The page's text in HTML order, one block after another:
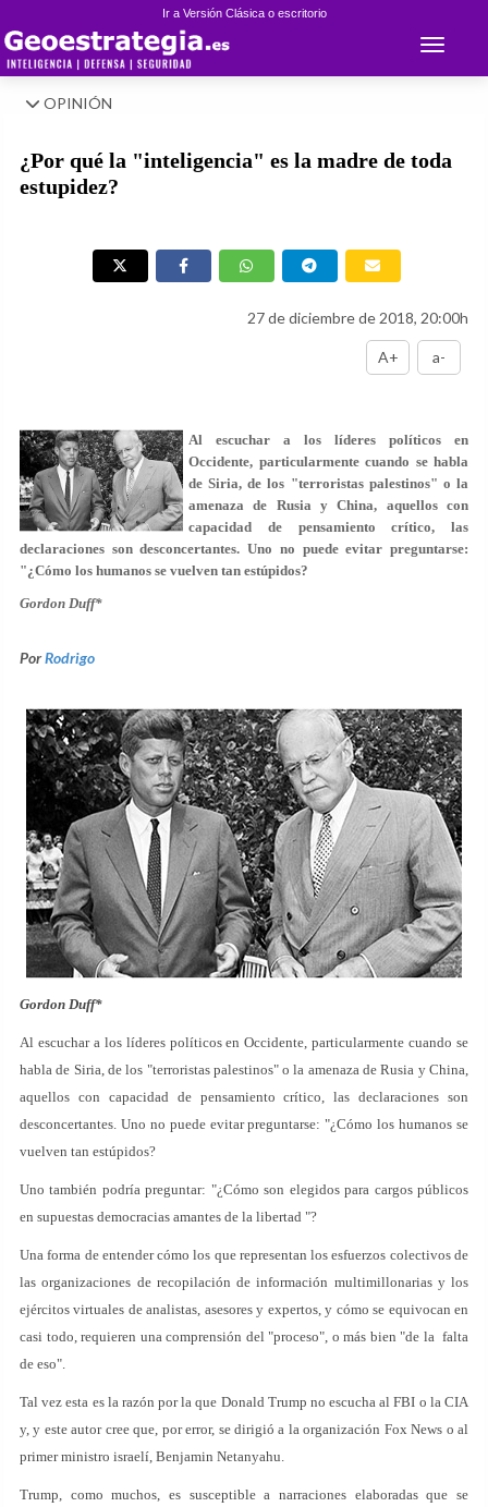
Ir a Versión Clásica o escritorio
Toggle
OPINIÓN
¿Por qué la "inteligencia" es la madre de toda
estupidez?
27 de diciembre de 2018, 20:00h
A+ a-
Al escuchar a los líderes políticos en
Occidente, particularmente cuando se habla
de Siria, de los "terroristas palestinos" o la
amenaza de Rusia y China, aquellos con
capacidad de pensamiento crítico, las
declaraciones son desconcertantes. Uno no puede evitar preguntarse:
"¿Cómo los humanos se vuelven tan estúpidos?
Gordon Duff*
PorRodrigo
Gordon Duff*
Al escuchar a los líderes políticos en Occidente, particularmente cuando se
habla de Siria, de los "terroristas palestinos" o la amenaza de Rusia y China,
aquellos con capacidad de pensamiento crítico, las declaraciones son
desconcertantes. Uno no puede evitar preguntarse: "¿Cómo los humanos se
vuelven tan estúpidos?
Uno también podría preguntar: "¿Cómo son elegidos para cargos públicos
en supuestas democracias amantes de la libertad "?
Una forma de entender cómo los que representan los esfuerzos colectivos de
las organizaciones de recopilación de información multimillonarias y los
ejércitos virtuales de analistas, asesores y expertos, y cómo se equivocan en
casi todo, requieren una comprensión del "proceso", o más bien "de la falta
de eso".
Tal vez esta es la razón por la que Donald Trump no escucha al FBI o la CIA
y, y este autor cree que, por error, se dirigió a la organización Fox News o al
primer ministro israelí, Benjamin Netanyahu.
Trump, como muchos, es susceptible a narraciones elaboradas que se